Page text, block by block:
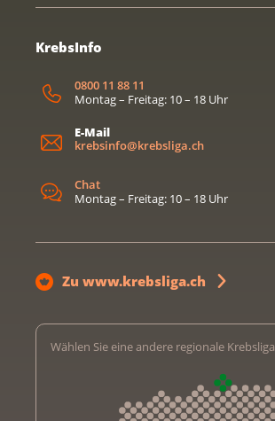
KrebsInfo
0800 11 88 11
Montag – Freitag: 10 – 18 Uhr
E-Mail
krebsinfo@krebsliga.ch
Chat
Montag – Freitag: 10 – 18 Uhr
Zu www.krebsliga.ch
Wählen Sie eine andere regionale Krebsliga